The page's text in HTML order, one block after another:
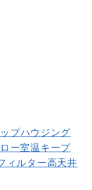
プハウジング
ー室温キープ
ィルター高天井